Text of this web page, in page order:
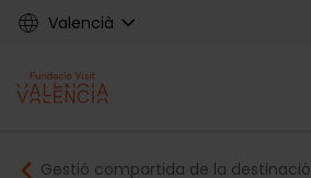
Skip
content
Valencià
Main
Gestió compartida de la destinació